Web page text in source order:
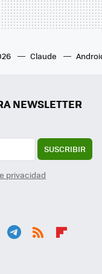
Claude
NEWSLETTER
SUSCRIBIR
privacidad